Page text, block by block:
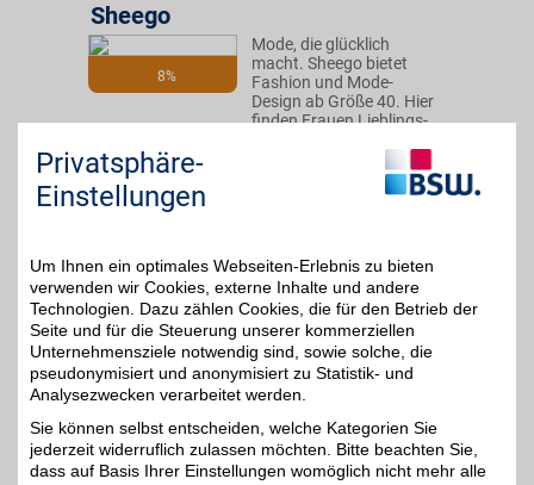
8%
Sheego
Mode, die glücklich
macht. Sheego bietet
Fashion und Mode-
Design ab Größe 40. Hier
finden Frauen Lieblings-
Schuhe für jeden Anlass -
mit hohem BSW-Vorteil.
Zum Partnerprofil
4%
BAUR Versand
Mode, Schuhe und Möbel
bequem per Rechnung
oder Raten im Onlineshop
kaufen. BSW-Mitglieder
shoppen mit BSW-Vorteil.
Privatsphäre-
Einstellungen
Um Ihnen ein optimales Webseiten-Erlebnis zu bieten
verwenden wir Cookies, externe Inhalte und andere
Technologien. Dazu zählen Cookies, die für den Betrieb der
Seite und für die Steuerung unserer kommerziellen
Unternehmensziele notwendig sind, sowie solche, die
pseudonymisiert und anonymisiert zu Statistik- und
Analysezwecken verarbeitet werden.
Sie können selbst entscheiden, welche Kategorien Sie
jederzeit widerruflich zulassen möchten. Bitte beachten Sie,
dass auf Basis Ihrer Einstellungen womöglich nicht mehr alle